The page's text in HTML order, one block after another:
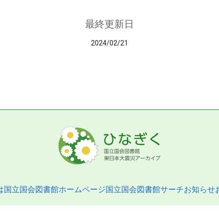
最終更新日
2024/02/21
国立国会図書館ホームページ国立国会図書館サーチお知らせ